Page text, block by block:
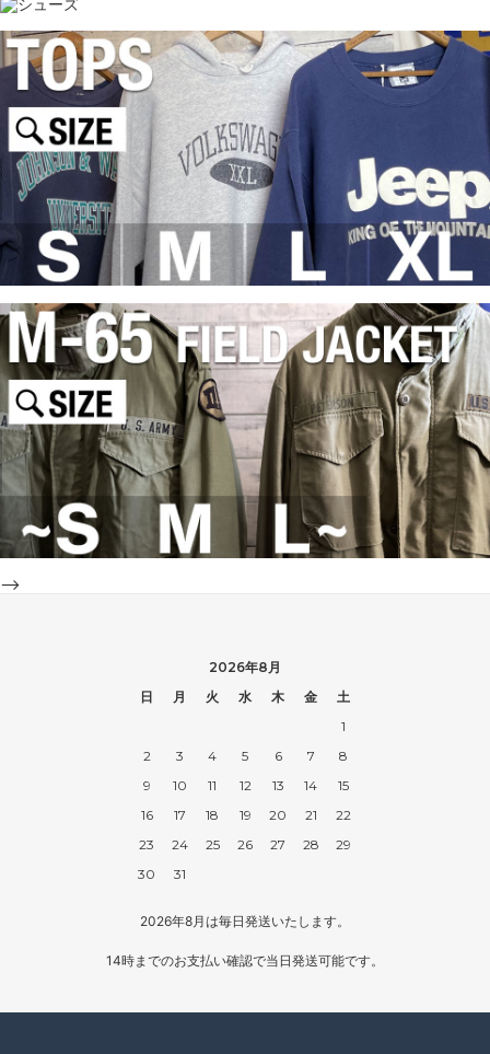
-->
2026年8月
日
月 火 水 木 金
土
1
2
3 4 5 6 7
8
9
10 11 12 13 14
15
16
17 18 19 20 21
22
23
24 25 26 27 28
29
30
31
2026年8月は毎日発送いたします。
14時までのお支払い確認で当日発送可能です。